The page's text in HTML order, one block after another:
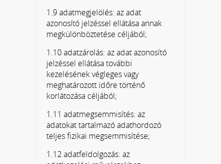
1.9 adatmegjelölés: az adat
azonosító jelzéssel ellátása annak
megkülönböztetése céljából;
1.10 adatzárolás: az adat azonosító
jelzéssel ellátása további
kezelésének végleges vagy
meghatározott időre történő
korlátozása céljából;
1.11 adatmegsemmisítés: az
adatokat tartalmazó adathordozó
teljes fizikai megsemmisítése;
1.12 adatfeldolgozás: az